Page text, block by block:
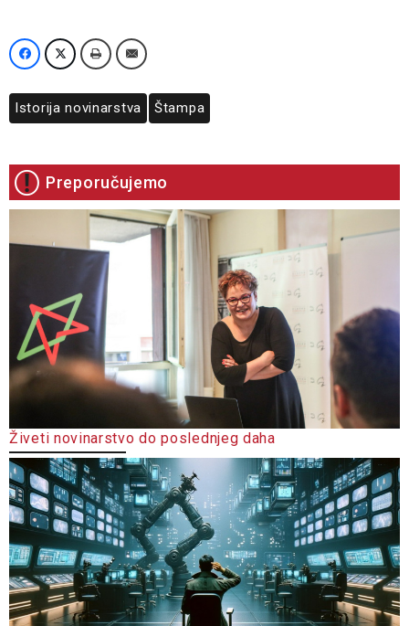
Istorija novinarstva Štampa
Preporučujemo
Živeti novinarstvo do poslednjeg daha